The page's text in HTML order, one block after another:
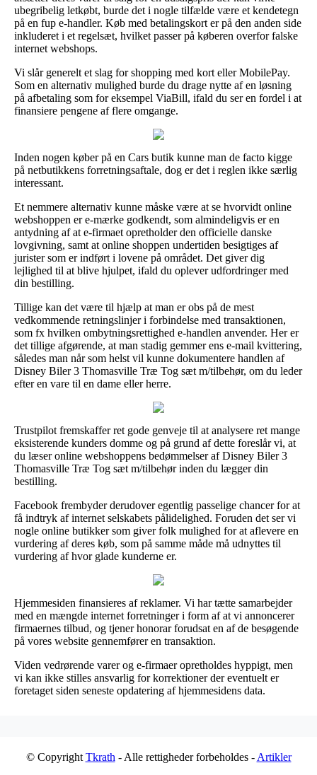
ubegribelig letkøbt, burde det i nogle tilfælde være et kendetegn
på en fup e-handler. Køb med betalingskort er på den anden side
inkluderet i et regelsæt, hvilket passer på køberen overfor falske
internet webshops.
Vi slår generelt et slag for shopping med kort eller MobilePay.
Som en alternativ mulighed burde du drage nytte af en løsning
på afbetaling som for eksempel ViaBill, ifald du ser en fordel i at
finansiere pengene af flere omgange.
Inden nogen køber på en Cars butik kunne man de facto kigge
på netbutikkens forretningsaftale, dog er det i reglen ikke særlig
interessant.
Et nemmere alternativ kunne måske være at se hvorvidt online
webshoppen er e-mærke godkendt, som almindeligvis er en
antydning af at e-firmaet opretholder den officielle danske
lovgivning, samt at online shoppen undertiden besigtiges af
jurister som er indført i lovene på området. Det giver dig
lejlighed til at blive hjulpet, ifald du oplever udfordringer med
din bestilling.
Tillige kan det være til hjælp at man er obs på de mest
vedkommende retningslinjer i forbindelse med transaktionen,
som fx hvilken ombytningsrettighed e-handlen anvender. Her er
det tillige afgørende, at man stadig gemmer ens e-mail kvittering,
således man når som helst vil kunne dokumentere handlen af
Disney Biler 3 Thomasville Træ Tog sæt m/tilbehør, om du leder
efter en vare til en dame eller herre.
Trustpilot fremskaffer ret gode genveje til at analysere ret mange
eksisterende kunders domme og på grund af dette foreslår vi, at
du læser online webshoppens bedømmelser af Disney Biler 3
Thomasville Træ Tog sæt m/tilbehør inden du lægger din
bestilling.
Facebook frembyder derudover egentlig passelige chancer for at
få indtryk af internet selskabets pålidelighed. Foruden det ser vi
nogle online butikker som giver folk mulighed for at aflevere en
vurdering af deres køb, som på samme måde må udnyttes til
vurdering af hvor glade kunderne er.
Hjemmesiden finansieres af reklamer. Vi har tætte samarbejder
med en mængde internet forretninger i form af at vi annoncerer
firmaernes tilbud, og tjener honorar forudsat en af de besøgende
på vores website gennemfører en transaktion.
Viden vedrørende varer og e-firmaer opretholdes hyppigt, men
vi kan ikke stilles ansvarlig for korrektioner der eventuelt er
foretaget siden seneste opdatering af hjemmesidens data.
© Copyright Tkrath - Alle rettigheder forbeholdes - Artikler